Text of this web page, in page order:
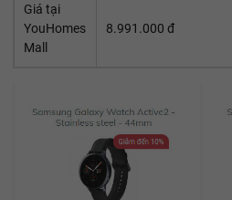
Giá tại
YouHomes
Mall
8.991.000 đ